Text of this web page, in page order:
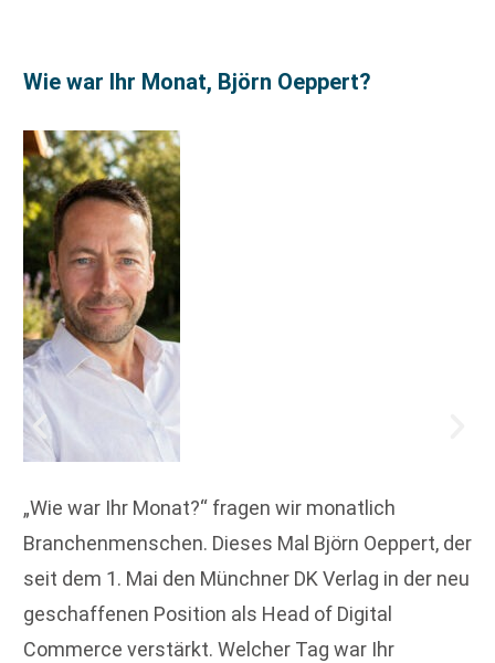
Wie war Ihr Monat, Björn Oeppert?
„Wie war Ihr Monat?“ fragen wir monatlich
Branchenmenschen. Dieses Mal Björn Oeppert, der
seit dem 1. Mai den Münchner DK Verlag in der neu
geschaffenen Position als Head of Digital
Commerce verstärkt. Welcher Tag war Ihr